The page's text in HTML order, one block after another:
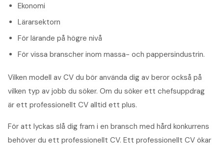
Ekonomi
Lärarsektorn
För lärande på högre nivå
För vissa branscher inom massa- och pappersindustrin.
Vilken modell av CV du bör använda dig av beror också på
vilken typ av jobb du söker. Om du söker ett chefsuppdrag
är ett professionellt CV alltid ett plus.
För att lyckas slå dig fram i en bransch med hård konkurrens
behöver du ett professionellt CV. Ett professionellt CV ökar